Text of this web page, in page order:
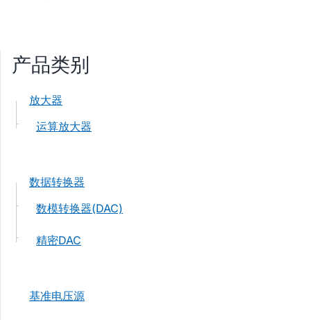
产品类别
放大器
运算放大器
数据转换器
数模转换器(DAC)
精密DAC
基准电压源